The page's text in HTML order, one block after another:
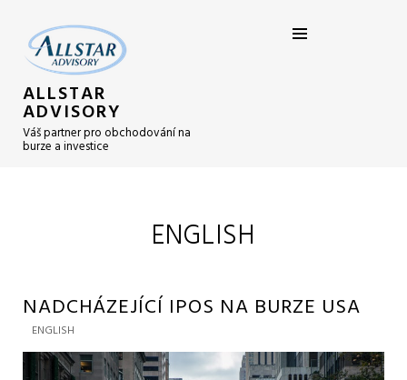
ALLSTAR
ADVISORY
Váš partner pro obchodování na
burze a investice
ENGLISH
NADCHÁZEJÍCÍ IPOS NA BURZE USA
ENGLISH